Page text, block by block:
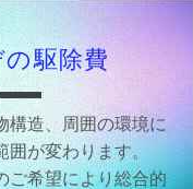
駆除費
構造、周囲の環境に
囲が変わります。
ご希望により総合的